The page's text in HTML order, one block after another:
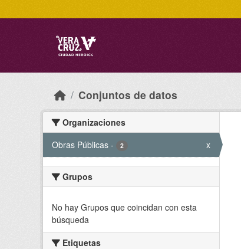
Conjuntos de datos
Organizaciones
Obras Públicas - 2 x
Grupos
No hay Grupos que coincidan con esta
búsqueda
Etiquetas